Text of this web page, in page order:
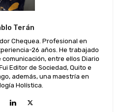
Terán
Chequea. Profesional en
26 años. He trabajado
entre ellos Diario
Editor de Sociedad, Quito e
además, una maestría en
Holística.